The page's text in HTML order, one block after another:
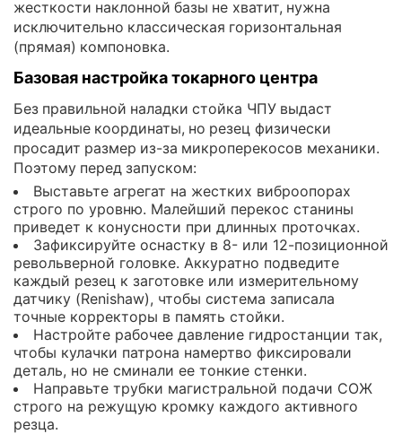
жесткости наклонной базы не хватит, нужна
исключительно классическая горизонтальная
(прямая) компоновка.
Базовая настройка токарного центра
Без правильной наладки стойка ЧПУ выдаст
идеальные координаты, но резец физически
просадит размер из-за микроперекосов механики.
Поэтому перед запуском:
Выставьте агрегат на жестких виброопорах
строго по уровню. Малейший перекос станины
приведет к конусности при длинных проточках.
Зафиксируйте оснастку в 8- или 12-позиционной
револьверной головке. Аккуратно подведите
каждый резец к заготовке или измерительному
датчику (Renishaw), чтобы система записала
точные корректоры в память стойки.
Настройте рабочее давление гидростанции так,
чтобы кулачки патрона намертво фиксировали
деталь, но не сминали ее тонкие стенки.
Направьте трубки магистральной подачи СОЖ
строго на режущую кромку каждого активного
резца.